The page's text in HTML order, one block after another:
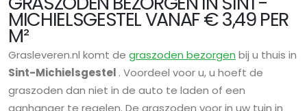
MICHIELSGESTEL VANAF € 3,49 PER
M²
Grasleveren.nl komt de graszoden bezorgen bij u thuis in
Sint-Michielsgestel . Voordeel voor u, u hoeft de
graszoden dan niet in de auto te laden of een